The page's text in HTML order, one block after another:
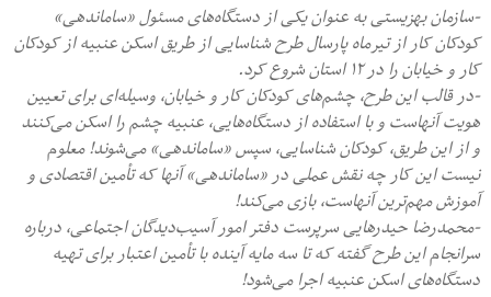
-سازمان بهزیستی به عنوان یکی از دستگاه‌های مسئول «ساماندهی»
کودکان کار از تیرماه پارسال طرح شناسایی از طریق اسکن عنبیه از کودکان
کار و خیابان را در ۱۲ استان شروع کرد.
-در قالب این طرح، چشم‌های کودکان کار و خیابان، وسیله‌ای برای تعیین
هویت آنهاست و با استفاده از دستگاه‌هایی، عنبیه چشم را اسکن می‌کنند
و از این طریق، کودکان شناسایی، سپس «ساماندهی» می‌شوند! معلوم
نیست این کار چه نقش عملی در «ساماندهی» آنها که تأمین اقتصادی و
آموزش مهم‌ترین آنهاست، بازی می‌کند!
-محمدرضا حیدرهایی سرپرست دفتر امور آسیب‌دیدگان اجتماعی، درباره
سرانجام این طرح گفته که تا سه مایه آینده با تأمین اعتبار برای تهیه
دستگاه‌های اسکن عنبیه اجرا می‌شود!